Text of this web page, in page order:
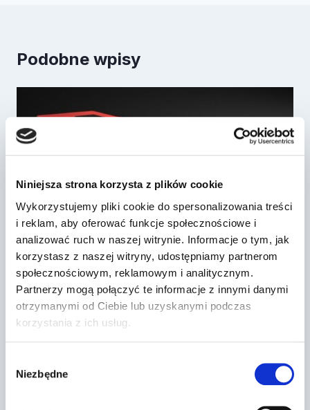
Niniejsza strona korzysta z plików cookie
Wykorzystujemy pliki cookie do spersonalizowania treści
i reklam, aby oferować funkcje społecznościowe i
analizować ruch w naszej witrynie. Informacje o tym, jak
korzystasz z naszej witryny, udostępniamy partnerom
społecznościowym, reklamowym i analitycznym.
Partnerzy mogą połączyć te informacje z innymi danymi
otrzymanymi od Ciebie lub uzyskanymi podczas
korzystania z ich usług.
zgody
Niezbędne
Podobne wpisy
Autobus
Przez 2022-03-27